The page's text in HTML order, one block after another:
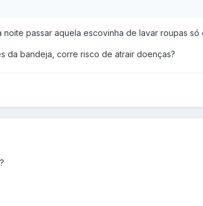
passar aquela escovinha de lavar roupas só
da bandeja, corre risco de atrair doenças?